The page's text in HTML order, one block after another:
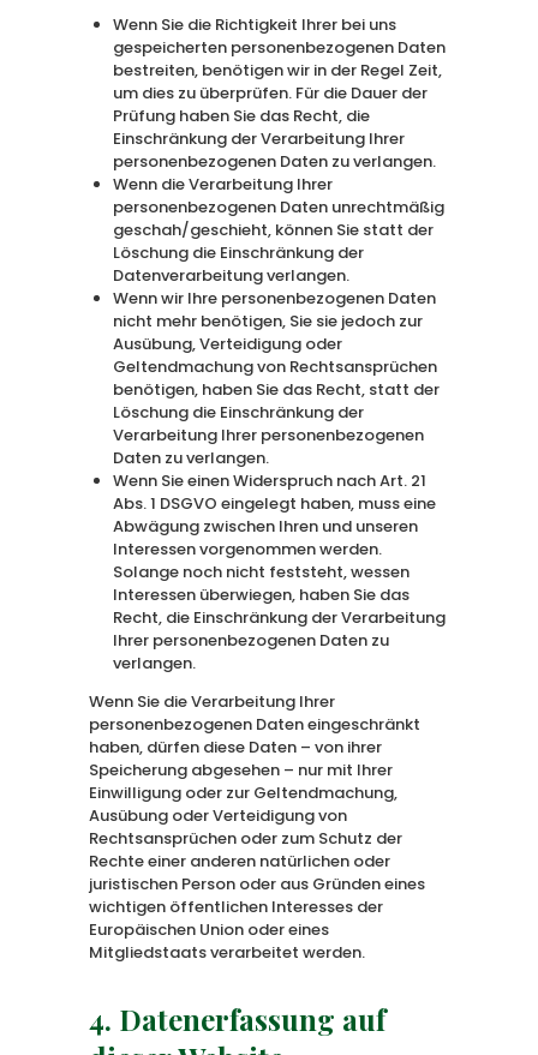
Wenn Sie die Richtigkeit Ihrer bei uns
gespeicherten personenbezogenen Daten
bestreiten, benötigen wir in der Regel Zeit,
um dies zu überprüfen. Für die Dauer der
Prüfung haben Sie das Recht, die
Einschränkung der Verarbeitung Ihrer
personenbezogenen Daten zu verlangen.
Wenn die Verarbeitung Ihrer
personenbezogenen Daten unrechtmäßig
geschah/geschieht, können Sie statt der
Löschung die Einschränkung der
Datenverarbeitung verlangen.
Wenn wir Ihre personenbezogenen Daten
nicht mehr benötigen, Sie sie jedoch zur
Ausübung, Verteidigung oder
Geltendmachung von Rechtsansprüchen
benötigen, haben Sie das Recht, statt der
Löschung die Einschränkung der
Verarbeitung Ihrer personenbezogenen
Daten zu verlangen.
Wenn Sie einen Widerspruch nach Art. 21
Abs. 1 DSGVO eingelegt haben, muss eine
Abwägung zwischen Ihren und unseren
Interessen vorgenommen werden.
Solange noch nicht feststeht, wessen
Interessen überwiegen, haben Sie das
Recht, die Einschränkung der Verarbeitung
Ihrer personenbezogenen Daten zu
verlangen.
Wenn Sie die Verarbeitung Ihrer
personenbezogenen Daten eingeschränkt
haben, dürfen diese Daten – von ihrer
Speicherung abgesehen – nur mit Ihrer
Einwilligung oder zur Geltendmachung,
Ausübung oder Verteidigung von
Rechtsansprüchen oder zum Schutz der
Rechte einer anderen natürlichen oder
juristischen Person oder aus Gründen eines
wichtigen öffentlichen Interesses der
Europäischen Union oder eines
Mitgliedstaats verarbeitet werden.
4. Datenerfassung auf